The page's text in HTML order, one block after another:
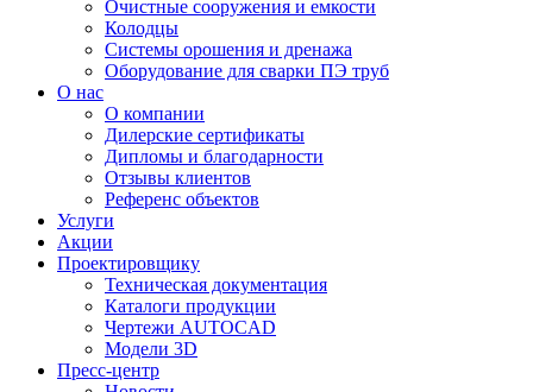
Очистные сооружения и емкости
Колодцы
Системы орошения и дренажа
Оборудование для сварки ПЭ труб
О нас
О компании
Дилерские сертификаты
Дипломы и благодарности
Отзывы клиентов
Референс объектов
Услуги
Акции
Проектировщику
Техническая документация
Каталоги продукции
Чертежи AUTOCAD
Модели 3D
Пресс-центр